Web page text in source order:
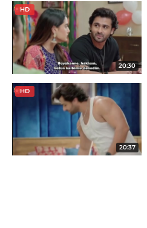
HD
20:30
HD
20:37